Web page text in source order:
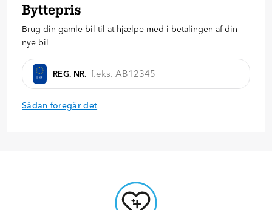
Byttepris
Brug din gamle bil til at hjælpe med i betalingen af din
nye bil
DK REG. NR.
Sådan foregår det